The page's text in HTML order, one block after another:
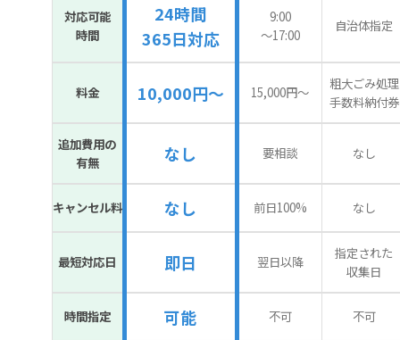
対応可能
時間
24時間
365日対応
9:00
〜17:00
自治体指定
料金 10,000円～ 15,000円〜
粗大ごみ処理
手数料納付券
追加費用の
有無
なし 要相談 なし
キャンセル料 なし 前日100% なし
最短対応日 即日 翌日以降
指定された
収集日
時間指定 可能 不可 不可